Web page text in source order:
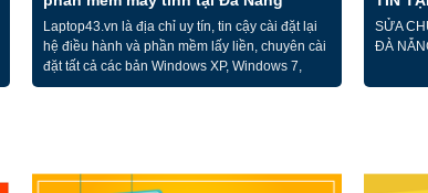
✅ Nâng cấp gói
Năm (+500k)
Laptop43.vn là địa chỉ uy tín, tin cậy cài đặt lại
hệ điều hành và phần mềm lấy liền, chuyên cài
đặt tất cả các bản Windows XP, Windows 7,
Windows 8, Windows 8.1, Windows 10... Cho
SỬA
ĐÀ